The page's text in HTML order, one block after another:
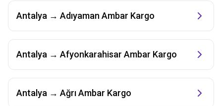
Antalya → Adıyaman Ambar Kargo
Antalya → Afyonkarahisar Ambar Kargo
Antalya → AğrıAmbar Kargo